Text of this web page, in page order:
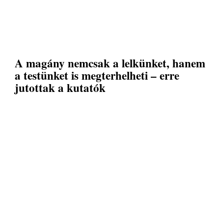
A magány nemcsak a lelkünket, hanem
a testünket is megterhelheti – erre
jutottak a kutatók